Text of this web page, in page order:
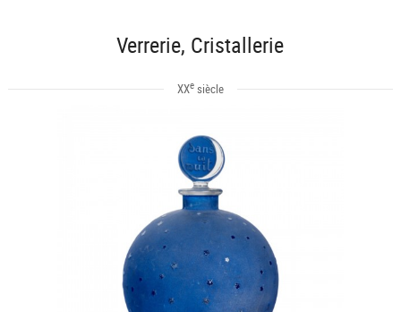
Verrerie, Cristallerie
XXesiècle